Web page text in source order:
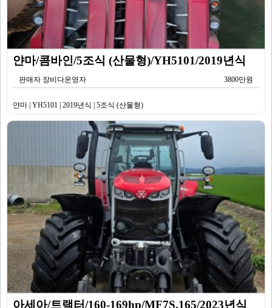
얀마/콤바인/5조식 (산물형)/YH5101/2019년식
판매자 장비다운영자 3800만원
얀마 | YH5101 | 2019년식 | 5조식 (산물형)
아세아/트랙터/160-169hp/MF7S.165/2023년식